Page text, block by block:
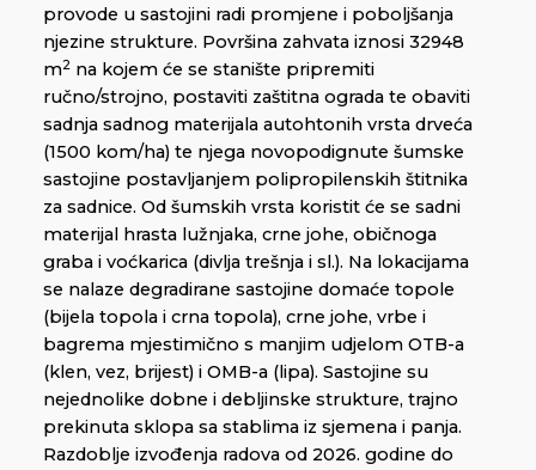
provode u sastojini radi promjene i poboljšanja
njezine strukture. Površina zahvata iznosi 32948
m2 na kojem će se stanište pripremiti
ručno/strojno, postaviti zaštitna ograda te obaviti
sadnja sadnog materijala autohtonih vrsta drveća
(1500 kom/ha) te njega novopodignute šumske
sastojine postavljanjem polipropilenskih štitnika
za sadnice. Od šumskih vrsta koristit će se sadni
materijal hrasta lužnjaka, crne johe, običnoga
graba i voćkarica (divlja trešnja i sl.). Na lokacijama
se nalaze degradirane sastojine domaće topole
(bijela topola i crna topola), crne johe, vrbe i
bagrema mjestimično s manjim udjelom OTB-a
(klen, vez, brijest) i OMB-a (lipa). Sastojine su
nejednolike dobne i debljinske strukture, trajno
prekinuta sklopa sa stablima iz sjemena i panja.
Razdoblje izvođenja radova od 2026. godine do